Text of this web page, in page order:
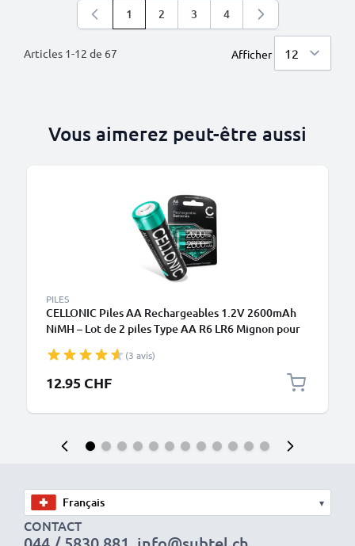
Articles 1-12 de 67
Vous lisez actuellement la page
1 Page
2 Page
3 Page
4
Afficher
Vous aimerez peut-être aussi
PILES
CELLONIC Piles AA Rechargeables 1.2V 2600mAh
NiMH – Lot de 2 piles Type AA R6 LR6 Mignon pour
Radios
(3 avis)
12.95 CHF
▾
CONTACT